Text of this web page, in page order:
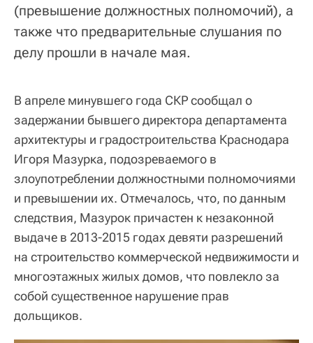
(превышение должностных полномочий), а
также что предварительные слушания по
делу прошли в начале мая.
В апреле минувшего года СКР сообщал о
задержании бывшего директора департамента
архитектуры и градостроительства Краснодара
Игоря Мазурка, подозреваемого в
злоупотреблении должностными полномочиями
и превышении их. Отмечалось, что, по данным
следствия, Мазурок причастен к незаконной
выдаче в 2013-2015 годах девяти разрешений
на строительство коммерческой недвижимости и
многоэтажных жилых домов, что повлекло за
собой существенное нарушение прав
дольщиков.